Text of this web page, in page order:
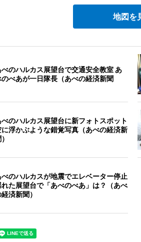
地図を
べのハルカス展望台で交通安全教室 あ
のべあが一日隊長（あべの経済新聞
べのハルカス展望台に新フォトスポット
に浮かぶような錯覚写真（あべの経済新
べのハルカスが地震でエレベーター停止
れた展望台で「あべのべあ」は？（あべ
済新聞）